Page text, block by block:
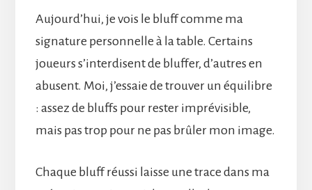
Aujourd’hui, je vois le bluff comme ma
signature personnelle à la table. Certains
joueurs s’interdisent de bluffer, d’autres en
abusent. Moi, j’essaie de trouver un équilibre
: assez de bluffs pour rester imprévisible,
mais pas trop pour ne pas brûler mon image.
Chaque bluff réussi laisse une trace dans ma